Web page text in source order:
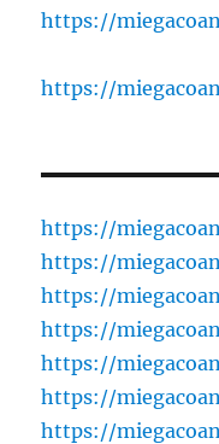
https://
https://
https://
https://
https://
https://
https://
https://
https://